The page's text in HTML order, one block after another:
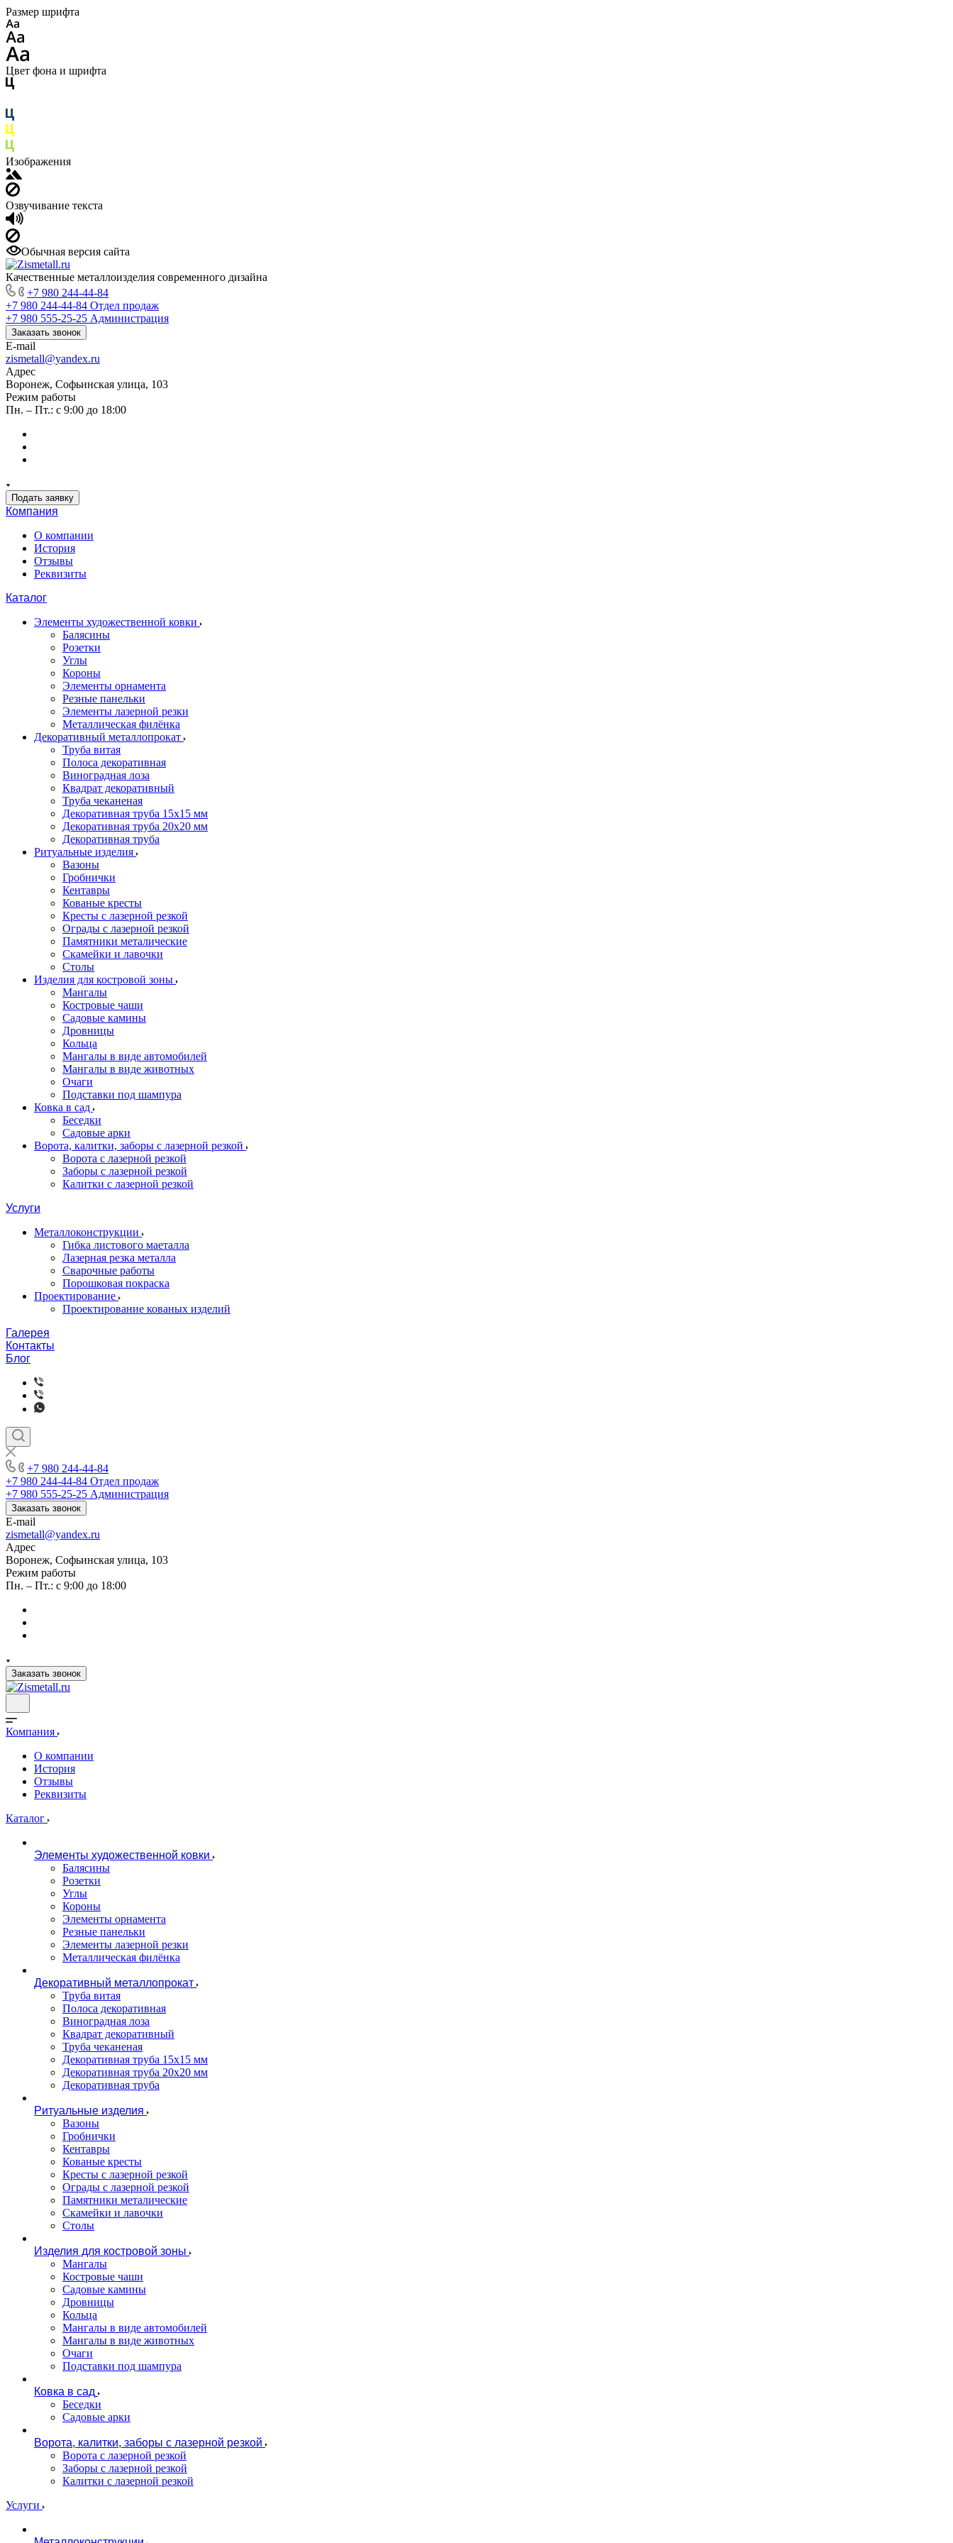
Размер шрифта
Цвет фона и шрифта
Изображения
Озвучивание текста
Обычная версия сайта
Качественные металлоизделия современного дизайна
+7 980 244-44-84
+7 980 244-44-84 Отдел продаж
+7 980 555-25-25 Администрация
Заказать звонок
E-mail
zismetall@yandex.ru
Адрес
Воронеж, Софьинская улица, 103
Режим работы
Пн. – Пт.: с 9:00 до 18:00
Подать заявку
Компания
О компании
История
Отзывы
Реквизиты
Каталог
Элементы художественной ковки
Балясины
Розетки
Углы
Короны
Элементы орнамента
Резные панельки
Элементы лазерной резки
Металлическая филёнка
Декоративный металлопрокат
Труба витая
Полоса декоративная
Виноградная лоза
Квадрат декоративный
Труба чеканеная
Декоративная труба 15х15 мм
Декоративная труба 20х20 мм
Декоративная труба
Ритуальные изделия
Вазоны
Гробнички
Кентавры
Кованые кресты
Кресты с лазерной резкой
Ограды с лазерной резкой
Памятники металические
Скамейки и лавочки
Столы
Изделия для костровой зоны
Мангалы
Костровые чаши
Садовые камины
Дровницы
Кольца
Мангалы в виде автомобилей
Мангалы в виде животных
Очаги
Подставки под шампура
Ковка в сад
Беседки
Садовые арки
Ворота, калитки, заборы с лазерной резкой
Ворота с лазерной резкой
Заборы с лазерной резкой
Калитки с лазерной резкой
Услуги
Металлоконструкции
Гибка листового маеталла
Лазерная резка металла
Сварочные работы
Порошковая покраска
Проектирование
Проектирование кованых изделий
Галерея
Контакты
Блог
+7 980 244-44-84
+7 980 244-44-84 Отдел продаж
+7 980 555-25-25 Администрация
Заказать звонок
E-mail
zismetall@yandex.ru
Адрес
Воронеж, Софьинская улица, 103
Режим работы
Пн. – Пт.: с 9:00 до 18:00
Заказать звонок
Компания
О компании
История
Отзывы
Реквизиты
Каталог
Элементы художественной ковки
Балясины
Розетки
Углы
Короны
Элементы орнамента
Резные панельки
Элементы лазерной резки
Металлическая филёнка
Декоративный металлопрокат
Труба витая
Полоса декоративная
Виноградная лоза
Квадрат декоративный
Труба чеканеная
Декоративная труба 15х15 мм
Декоративная труба 20х20 мм
Декоративная труба
Ритуальные изделия
Вазоны
Гробнички
Кентавры
Кованые кресты
Кресты с лазерной резкой
Ограды с лазерной резкой
Памятники металические
Скамейки и лавочки
Столы
Изделия для костровой зоны
Мангалы
Костровые чаши
Садовые камины
Дровницы
Кольца
Мангалы в виде автомобилей
Мангалы в виде животных
Очаги
Подставки под шампура
Ковка в сад
Беседки
Садовые арки
Ворота, калитки, заборы с лазерной резкой
Ворота с лазерной резкой
Заборы с лазерной резкой
Калитки с лазерной резкой
Услуги